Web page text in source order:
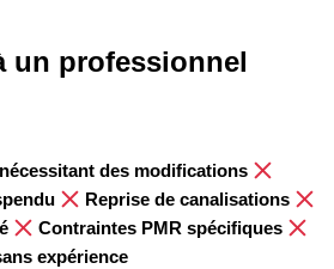
un professionnel
des modifications
Reprise de canalisations
Contraintes PMR spécifiques
expérience